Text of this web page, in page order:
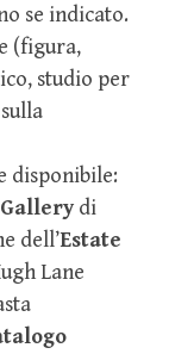
se indicato.
(figura,
studio per
disponibile:
di
dell’Estate
Lane